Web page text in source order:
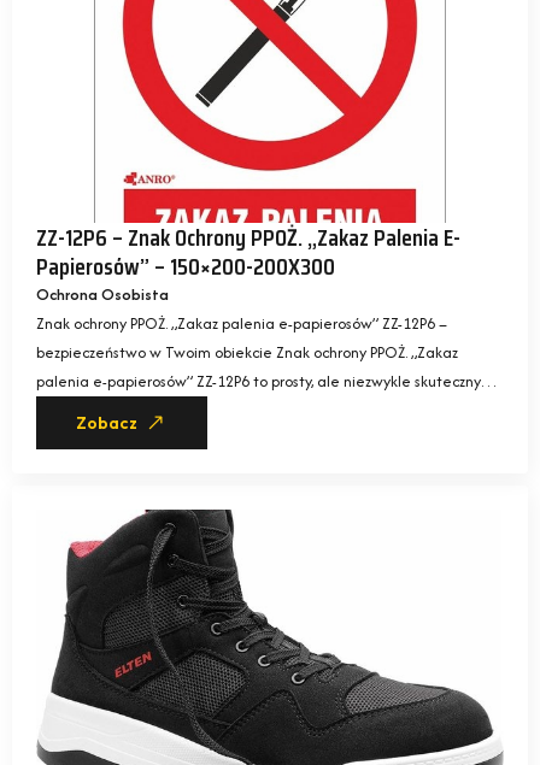
ZZ-12P6 – Znak Ochrony PPOŻ. „Zakaz Palenia E-
Papierosów” – 150×200-200X300
Ochrona Osobista
Znak ochrony PPOŻ. „Zakaz palenia e-papierosów” ZZ-12P6 –
bezpieczeństwo w Twoim obiekcie Znak ochrony PPOŻ. „Zakaz
palenia e-papierosów” ZZ-12P6 to prosty, ale niezwykle skuteczny…
Zobacz